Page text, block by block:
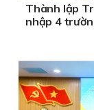
Thành lập
nhập 4